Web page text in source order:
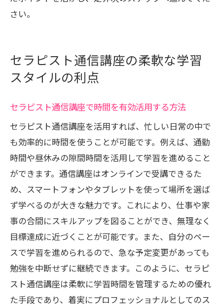
さい。
セラピスト通信講座の柔軟な学習
スタイルの利点
セラピスト通信講座で時間を有効活用する方法
セラピスト通信講座を活用すれば、忙しい日常の中で
も効率的に時間を使うことが可能です。例えば、通勤
時間や昼休みの隙間時間を活用して学習を進めること
ができます。通信講座はオンラインで受講できるた
め、スマートフォンやタブレットを使って場所を選ば
ず学べるのが大きな魅力です。これにより、仕事や家
事の合間にスキルアップを図ることができ、無理なく
目標達成に近づくことが可能です。また、自分のペー
スで学習を進められるので、急な予定変更があっても
勉強を中断せずに継続できます。このように、セラピ
スト通信講座は柔軟に学習時間を管理するための優れ
た手段であり、着実にプロフェッショナルとしてのス